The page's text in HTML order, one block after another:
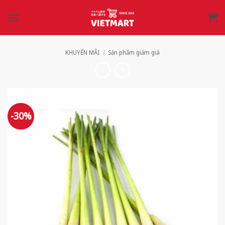
qua
KHUYẾN MÃI / Sản phẩm giảm giá
-30%